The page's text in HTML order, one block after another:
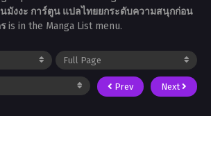
มังงะ การ์ตูน แปลไทยยกระดับความสนุกก่อน
is in the Manga List menu.
Prev Next